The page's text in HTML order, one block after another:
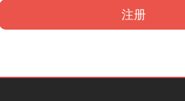
注册